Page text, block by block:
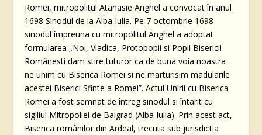
Romei, mitropolitul Atanasie Anghel a convocat în anul
1698 Sinodul de la Alba Iulia. Pe 7 octombrie 1698
sinodul împreuna cu mitropolitul Anghel a adoptat
formularea „Noi, Vladica, Protopopii si Popii Bisericii
Românesti dam stire tuturor ca de buna voia noastra
ne unim cu Biserica Romei si ne marturisim madularile
acestei Biserici Sfinte a Romei”. Actul Unirii cu Biserica
Romei a fost semnat de întreg sinodul si întarit cu
sigiliul Mitropoliei de Balgrad (Alba Iulia). Prin acest act,
Biserica românilor din Ardeal, trecuta sub jurisdictia